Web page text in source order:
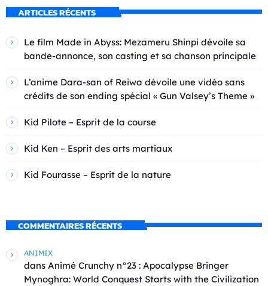
ARTICLES RÉCENTS
Le film Made in Abyss: Mezameru Shinpi dévoile sa
bande-annonce, son casting et sa chanson principale
L’anime Dara-san of Reiwa dévoile une vidéo sans
crédits de son ending spécial « Gun Valsey’s Theme »
Kid Pilote – Esprit de la course
Kid Ken – Esprit des arts martiaux
Kid Fourasse – Esprit de la nature
COMMENTAIRES RÉCENTS
ANIMIX
dans Animé Crunchy n°23 : Apocalypse Bringer
Mynoghra: World Conquest Starts with the Civilization